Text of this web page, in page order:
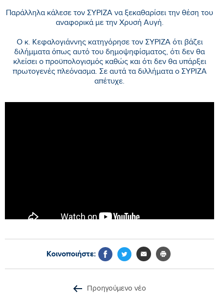
Παράλληλα κάλεσε τον ΣΥΡΙΖΑ να ξεκαθαρίσει την θέση του
αναφορικά με την Χρυσή Αυγή.
Ο κ. Κεφαλογιάννης κατηγόρησε τον ΣΥΡΙΖΑ ότι βάζει
διλήμματα όπως αυτό του δημοψηφίσματος, ότι δεν θα
κλείσει ο προϋπολογισμός καθώς και ότι δεν θα υπάρξει
πρωτογενές πλεόνασμα. Σε αυτά τα διλλήματα ο ΣΥΡΙΖΑ
απέτυχε.
Κοινοποιήστε:
Προηγούμενο νέο